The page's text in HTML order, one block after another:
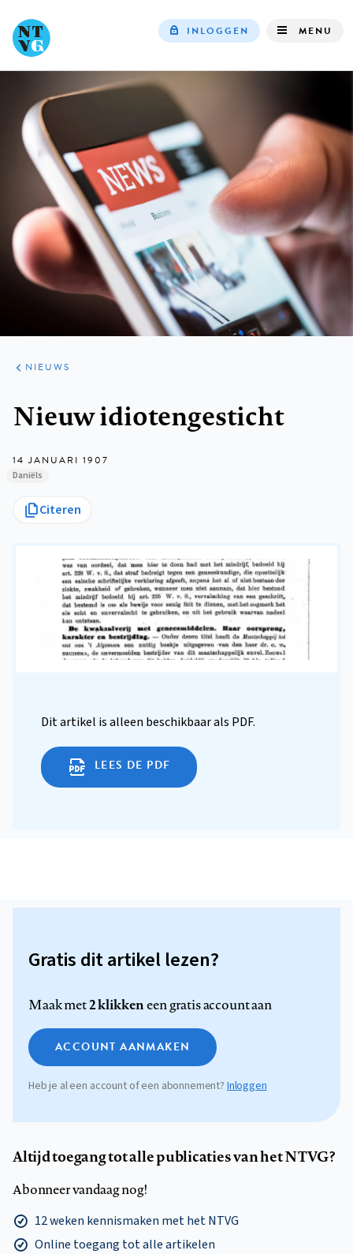
INLOGGEN MENU
ARTIKELEN
HET
KORT
NIEUWS
Nieuw idiotengesticht
14 JANUARI 1907
Daniëls
Citeren
Dit artikel is alleen beschikbaar als PDF.
LEES DE PDF
Gratis dit artikel lezen?
Maak met2 klikkeneen gratis account aan
ACCOUNT AANMAKEN
Heb je al een account of een abonnement? Inloggen
Altijd toegang tot alle publicaties van het NTVG?
Abonneer vandaag nog!
12 weken kennismaken met het NTVG
Online toegang tot alle artikelen